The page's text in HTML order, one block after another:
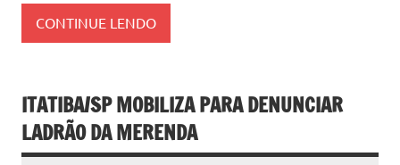
CONTINUE LENDO
ITATIBA/SP MOBILIZA PARA DENUNCIAR
LADRÃO DA MERENDA